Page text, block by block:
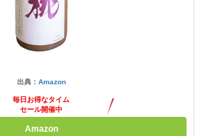
出典： Amazon
毎日お得なタイム
セール開催中
Amazon